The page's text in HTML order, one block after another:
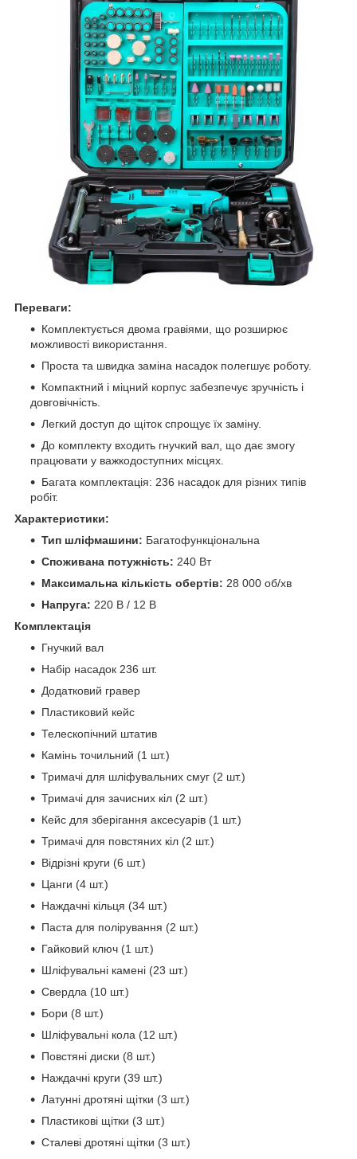
Переваги:
Комплектується двома гравіями, що розширює
можливості використання.
Проста та швидка заміна насадок полегшує роботу.
Компактний і міцний корпус забезпечує зручність і
довговічність.
Легкий доступ до щіток спрощує їх заміну.
До комплекту входить гнучкий вал, що дає змогу
працювати у важкодоступних місцях.
Багата комплектація: 236 насадок для різних типів
робіт.
Характеристики:
Тип шліфмашини: Багатофункціональна
Споживана потужність: 240 Вт
Максимальна кількість обертів: 28 000 об/хв
Напруга: 220 В / 12 В
Комплектація
Гнучкий вал
Набір насадок 236 шт.
Додатковий гравер
Пластиковий кейс
Телескопічний штатив
Камінь точильний (1 шт.)
Тримачі для шліфувальних смуг (2 шт.)
Тримачі для зачисних кіл (2 шт.)
Кейс для зберігання аксесуарів (1 шт.)
Тримачі для повстяних кіл (2 шт.)
Відрізні круги (6 шт.)
Цанги (4 шт.)
Наждачні кільця (34 шт.)
Паста для полірування (2 шт.)
Гайковий ключ (1 шт.)
Шліфувальні камені (23 шт.)
Свердла (10 шт.)
Бори (8 шт.)
Шліфувальні кола (12 шт.)
Повстяні диски (8 шт.)
Наждачні круги (39 шт.)
Латунні дротяні щітки (3 шт.)
Пластикові щітки (3 шт.)
Сталеві дротяні щітки (3 шт.)